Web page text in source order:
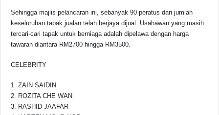
Sehingga majlis pelancaran ini, sebanyak 90 peratus dari jumlah
keseluruhan tapak jualan telah berjaya dijual. Usahawan yang masih
tercari-cari tapak untuk berniaga adalah dipelawa dengan harga
tawaran diantara RM2700 hingga RM3500.
CELEBRITY
1. ZAIN SAIDIN
2. ROZITA CHE WAN
3. RASHID JAAFAR